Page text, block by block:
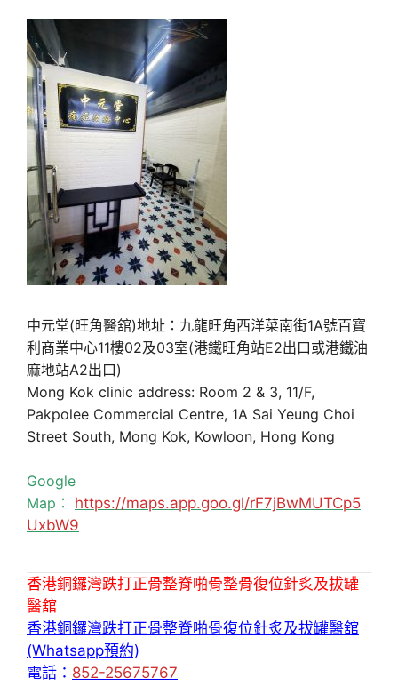
中元堂(旺角醫舘)地址：九龍旺角西洋菜南街1A號百寶
利商業中心11樓02及03室(港鐵旺角站E2出口或港鐵油
麻地站A2出口)
Mong Kok clinic address: Room 2 & 3, 11/F,
Pakpolee Commercial Centre, 1A Sai Yeung Choi
Street South, Mong Kok, Kowloon, Hong Kong
Google
Map： https://maps.app.goo.gl/rF7jBwMUTCp5
UxbW9
香港銅鑼灣跌打正骨整脊啪骨整骨復位針炙及拔罐
醫舘
香港銅鑼灣跌打正骨整脊啪骨復位針炙及拔罐醫舘
(Whatsapp預約)
電話： 852-25675767